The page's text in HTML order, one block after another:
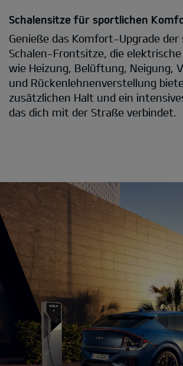
Schalensitze für sportlichen
Genieße das Komfort-Upgrade der
Schalen-Frontsitze, die
wie Heizung, Belüftung, Neigung,
und Rückenlehnenverstellung
zusätzlichen Halt und ein
das dich mit der Straße verbindet.